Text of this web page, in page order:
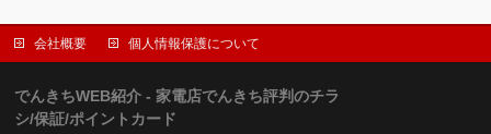
会社概要 個人情報保護について
でんきちWEB紹介 - 家電店でんきち評判のチラ
シ/保証/ポイントカード